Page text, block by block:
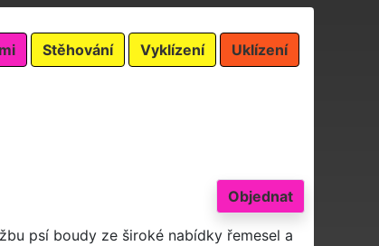
Stěhování Vyklízení Uklízení
Objednat
psí boudy ze široké nabídky řemesel a